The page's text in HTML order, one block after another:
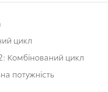
цикл
Комбінований цикл
потужність